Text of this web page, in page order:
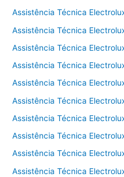
Assistência Técnica
Assistência Técnica
Assistência Técnica
Assistência Técnica
Assistência Técnica
Assistência Técnica
Assistência Técnica
Assistência Técnica
Assistência Técnica
Assistência Técnica